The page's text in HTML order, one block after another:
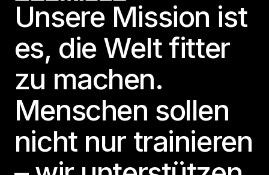
Unsere Mission ist
es, die Welt fitter
zu machen.
Menschen sollen
nicht nur trainieren